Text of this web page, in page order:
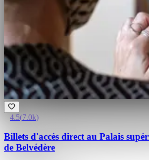
4.5(7.0k)
Billets d'accès direct au Palais
de Belvédère